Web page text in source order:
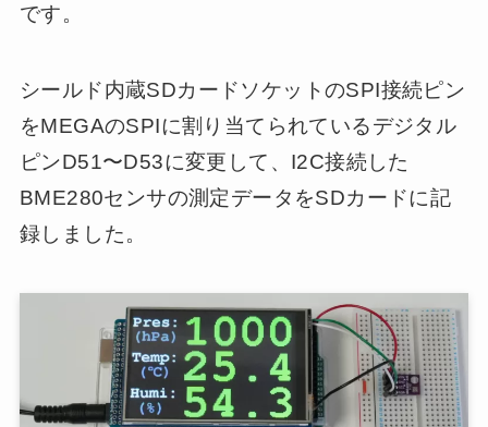
です。
シールド内蔵SDカードソケットのSPI接続ピン
をMEGAのSPIに割り当てられているデジタル
ピンD51〜D53に変更して、I2C接続した
BME280センサの測定データをSDカードに記
録しました。